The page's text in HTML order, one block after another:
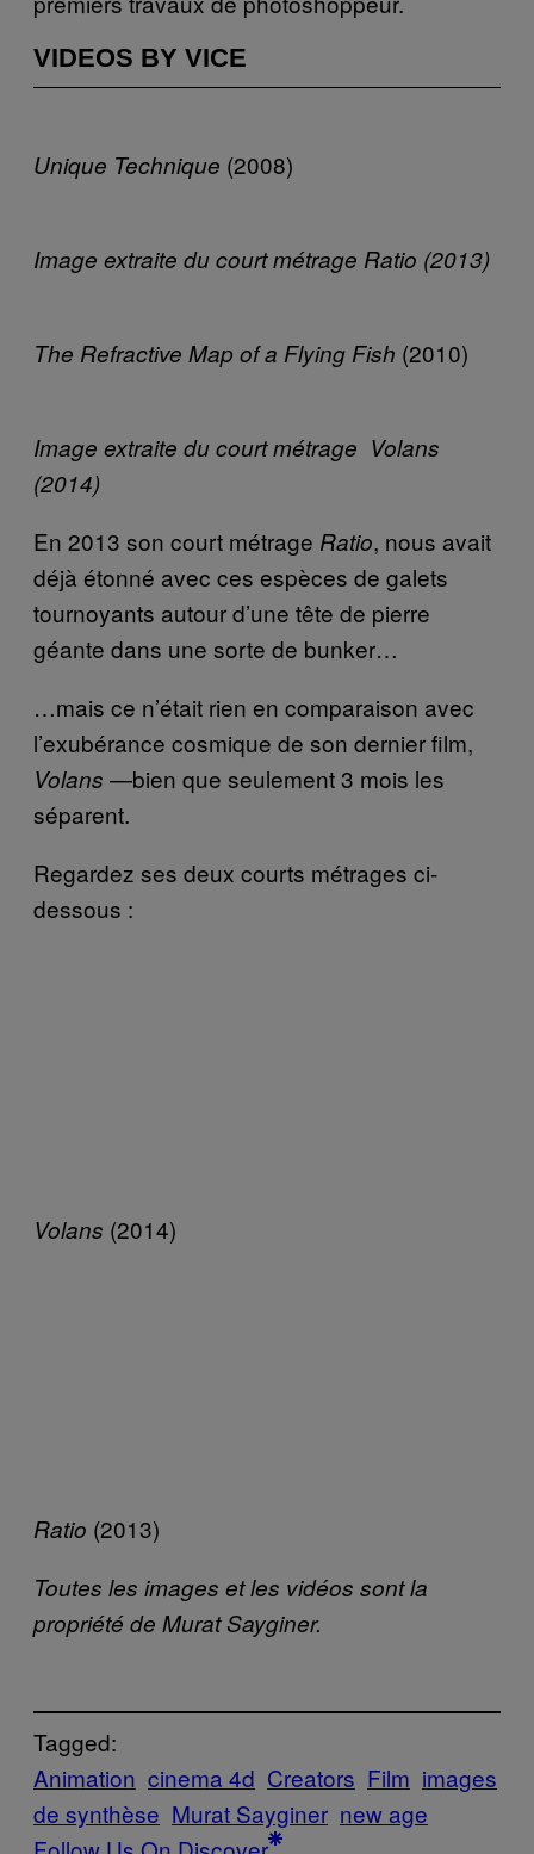
VIDEOS BY VICE
Unique Technique (2008)
Image extraite du court métrage Ratio (2013)
The Refractive Map of a Flying Fish (2010)
Image extraite du court métrage Volans
(2014)
En 2013 son court métrage Ratio, nous avait
déjà étonné avec ces espèces de galets
tournoyants autour d’une tête de pierre
géante dans une sorte de bunker…
…mais ce n’était rien en comparaison avec
l’exubérance cosmique de son dernier film,
Volans —bien que seulement 3 mois les
séparent.
Regardez ses deux courts métrages ci-
dessous :
Volans (2014)
Ratio (2013)
Toutes les images et les vidéos sont la
propriété de Murat Sayginer.
Tagged:
Animation cinema 4d Creators Film images
de synthèse Murat Sayginer new age